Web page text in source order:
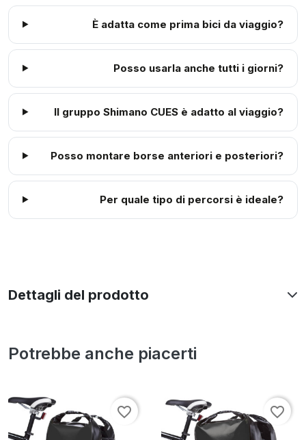
È adatta come prima bici da viaggio?
Posso usarla anche tutti i giorni?
Il gruppo Shimano CUES è adatto al viaggio?
Posso montare borse anteriori e posteriori?
Per quale tipo di percorsi è ideale?
Dettagli del prodotto
Potrebbe anche piacerti
favorite_border favorite_border